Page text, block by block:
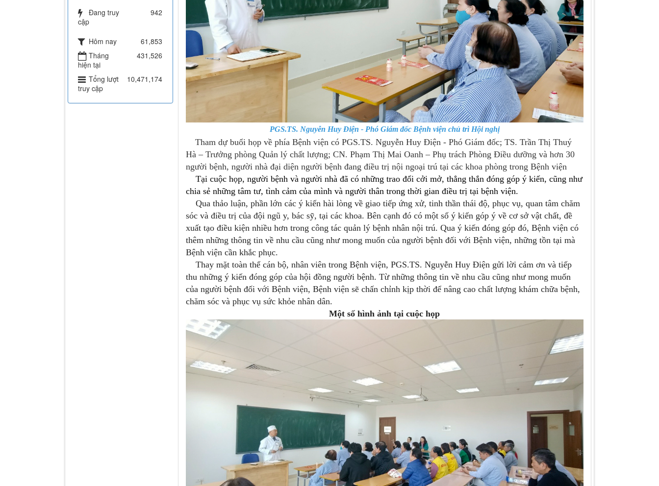
PGS.TS. Nguyễn Huy Điện - Phó Giám đốc Bệnh viện chủ trì Hội nghị
Tham dự buổi họp về phía Bệnh viện có PGS.TS. Nguyễn Huy Điện - Phó Giám đốc; TS. Trần Thị Thuý
Hà – Trưởng phòng Quản lý chất lượng; CN. Phạm Thị Mai Oanh – Phụ trách Phòng Điều dưỡng và hơn 30
người bệnh, người nhà đại diện người bệnh đang điều trị nội ngoại trú tại các khoa phòng trong Bệnh viện
Tại cuộc họp, người bệnh và người nhà đã có những trao đổi cởi mở, thẳng thắn đóng góp ý kiến, cũng như
chia sẻ những tâm tư, tình cảm của mình và người thân trong thời gian điều trị tại bệnh viện.
Qua thảo luận, phần lớn các ý kiến hài lòng về giao tiếp ứng xử, tinh thần thái độ, phục vụ, quan tâm chăm
sóc và điều trị của đội ngũ y, bác sỹ, tại các khoa. Bên cạnh đó có một số ý kiến góp ý về cơ sở vật chất, đề
xuất tạo điều kiện nhiều hơn trong công tác quản lý bệnh nhân nội trú. Qua ý kiến đóng góp đó, Bệnh viện có
thêm những thông tin về nhu cầu cũng như mong muốn của người bệnh đối với Bệnh viện, những tồn tại mà
Bệnh viện cần khắc phục.
Thay mặt toàn thể cán bộ, nhân viên trong Bệnh viện, PGS.TS. Nguyễn Huy Điện gửi lời cảm ơn và tiếp
thu những ý kiến đóng góp của hội đồng người bệnh. Từ những thông tin về nhu cầu cũng như mong muốn
của người bệnh đối với Bệnh viện, Bệnh viện sẽ chấn chỉnh kịp thời để nâng cao chất lượng khám chữa bệnh,
chăm sóc và phục vụ sức khỏe nhân dân.
Một số hình ảnh tại cuộc họp
Đang truy
cập
942
Hôm nay
61,853
Tháng
hiện tại
431,526
Tổng lượt
truy cập
10,471,174